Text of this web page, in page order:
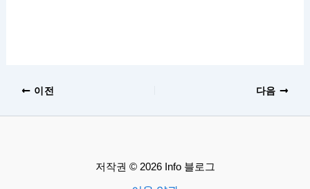
이전 다음
저작권 © 2026 Info 블로그